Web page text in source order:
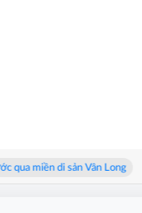
miền di sản Vân Long